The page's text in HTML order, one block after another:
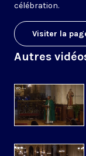
célébration.
Visiter la
Autres